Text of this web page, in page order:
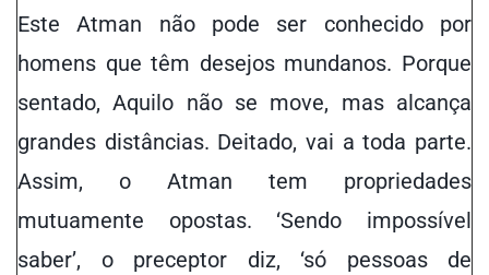
Este Atman não pode ser conhecido por
homens que têm desejos mundanos. Porque
sentado, Aquilo não se move, mas alcança
grandes distâncias. Deitado, vai a toda parte.
Assim, o Atman tem propriedades
mutuamente opostas. ‘Sendo impossível
saber’, o preceptor diz, ‘só pessoas de